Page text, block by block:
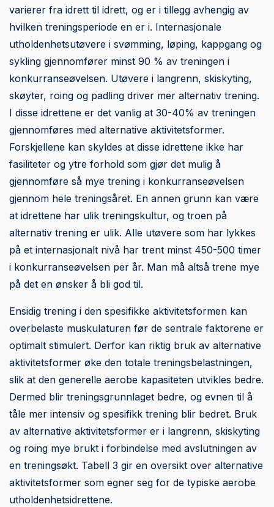
varierer fra idrett til idrett, og er i tillegg avhengig av
hvilken treningsperiode en er i. Internasjonale
utholdenhetsutøvere i svømming, løping, kappgang og
sykling gjennomfører minst 90 % av treningen i
konkurranseøvelsen. Utøvere i langrenn, skiskyting,
skøyter, roing og padling driver mer alternativ trening.
I disse idrettene er det vanlig at 30-40% av treningen
gjennomføres med alternative aktivitetsformer.
Forskjellene kan skyldes at disse idrettene ikke har
fasiliteter og ytre forhold som gjør det mulig å
gjennomføre så mye trening i konkurranseøvelsen
gjennom hele treningsåret. En annen grunn kan være
at idrettene har ulik treningskultur, og troen på
alternativ trening er ulik. Alle utøvere som har lykkes
på et internasjonalt nivå har trent minst 450-500 timer
i konkurranseøvelsen per år. Man må altså trene mye
på det en ønsker å bli god til.
Ensidig trening i den spesifikke aktivitetsformen kan
overbelaste muskulaturen før de sentrale faktorene er
optimalt stimulert. Derfor kan riktig bruk av alternative
aktivitetsformer øke den totale treningsbelastningen,
slik at den generelle aerobe kapasiteten utvikles bedre.
Dermed blir treningsgrunnlaget bedre, og evnen til å
tåle mer intensiv og spesifikk trening blir bedret. Bruk
av alternative aktivitetsformer er i langrenn, skiskyting
og roing mye brukt i forbindelse med avslutningen av
en treningsøkt. Tabell 3 gir en oversikt over alternative
aktivitetsformer som egner seg for de typiske aerobe
utholdenhetsidrettene.